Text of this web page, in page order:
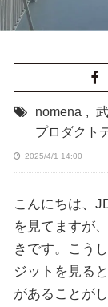
nomena ,
プロダクト
2025/4/1 14:00
こんにちは、
を見てますが
きです。こう
ジットを見る
があることが